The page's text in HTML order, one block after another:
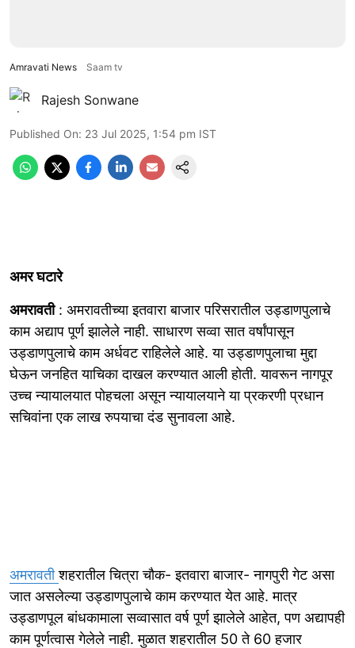
Amravati News Saam tv
Rajesh Sonwane
Published On: 23 Jul 2025, 1:54 pm IST
अमर घटारे
अमरावती: अमरावतीच्या इतवारा बाजार परिसरातील उड्डाणपुलाचे
काम अद्याप पूर्ण झालेले नाही. साधारण सव्वा सात वर्षांपासून
उड्डाणपुलाचे काम अर्धवट राहिलेले आहे. या उड्डाणपुलाचा मुद्दा
घेऊन जनहित याचिका दाखल करण्यात आली होती. यावरून नागपूर
उच्च न्यायालयात पोहचला असून न्यायालयाने या प्रकरणी प्रधान
सचिवांना एक लाख रुपयाचा दंड सुनावला आहे.
अमरावतीशहरातील चित्रा चौक- इतवारा बाजार- नागपुरी गेट असा
जात असलेल्या उड्डाणपुलाचे काम करण्यात येत आहे. मात्र
उड्डाणपूल बांधकामाला सव्वासात वर्ष पूर्ण झालेले आहेत, पण अद्यापही
काम पूर्णत्वास गेलेले नाही. मुळात शहरातील 50 ते 60 हजार